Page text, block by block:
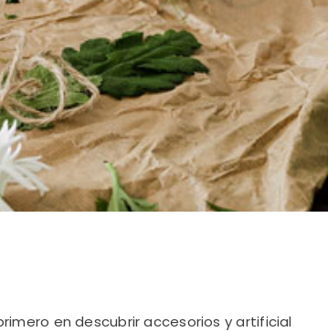
en descubrir accesorios y artificial